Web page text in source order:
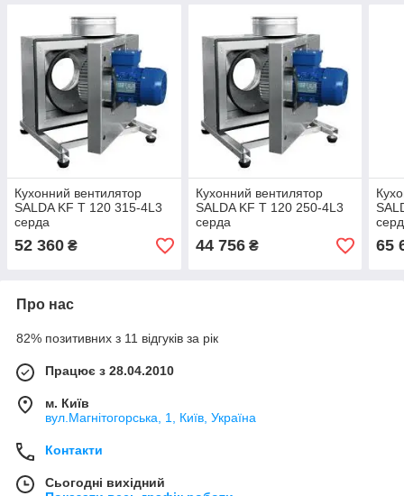
Кухонний вентилятор
SALDA KF T 120 315-4L3
серда
52 360 ₴
Кухонний вентилятор
SALDA KF T 120 250-4L3
серда
44 756₴ 65
Про нас
82% позитивних з 11 відгуків за рік
Працює з 28.04.2010
м. Київ
вул.Магнітогорська, 1, Київ, Україна
Контакти
Сьогодні вихідний